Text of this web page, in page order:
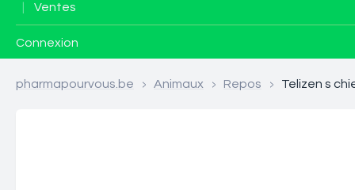
Ventes
Connexion
pharmapourvous.be > Animaux > Repos > Telizen s